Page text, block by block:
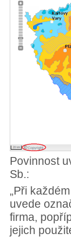
Povinnost
Sb.:
„Při
uvede
firma,
jejich